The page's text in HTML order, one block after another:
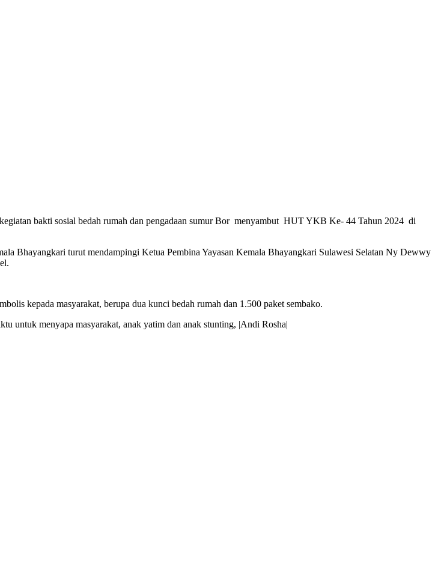
bakti sosial bedah rumah dan pengadaan sumur Bor menyambut HUT YKB Ke- 44 Tahun 2024 di
Bhayangkari turut mendampingi Ketua Pembina Yayasan Kemala Bhayangkari Sulawesi Selatan Ny Dewwy
kepada masyarakat, berupa dua kunci bedah rumah dan 1.500 paket sembako.
untuk menyapa masyarakat, anak yatim dan anak stunting, |Andi Rosha|